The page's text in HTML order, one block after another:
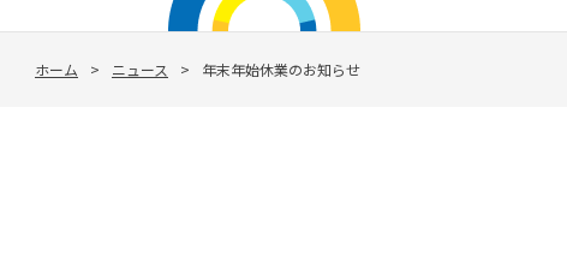
ホーム > ニュース > 年末年始休業のお知らせ